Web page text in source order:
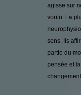
agisse sur
voulu. La
sens. Ils
partie du
pensée et